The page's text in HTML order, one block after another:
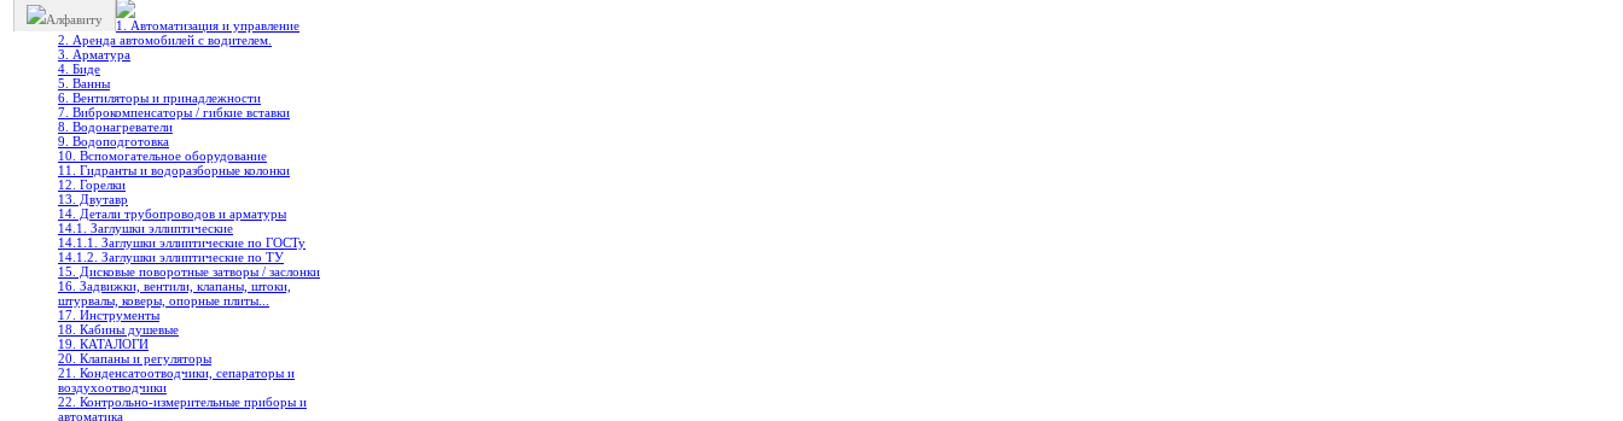
Алфавиту
1. Автоматизация и управление
2. Аренда автомобилей с водителем.
3. Арматура
4. Биде
5. Ванны
6. Вентиляторы и принадлежности
7. Виброкомпенсаторы / гибкие вставки
8. Водонагреватели
9. Водоподготовка
10. Вспомогательное оборудование
11. Гидранты и водоразборные колонки
12. Горелки
13. Двутавр
14. Детали трубопроводов и арматуры
14.1. Заглушки эллиптические
14.1.1. Заглушки эллиптические по ГОСТу
14.1.2. Заглушки эллиптические по ТУ
15. Дисковые поворотные затворы / заслонки
16. Задвижки, вентили, клапаны, штоки,
штурвалы, коверы, опорные плиты...
17. Инструменты
18. Кабины душевые
19. КАТАЛОГИ
20. Клапаны и регуляторы
21. Конденсатоотводчики, сепараторы и
воздухоотводчики
22. Контрольно-измерительные приборы и
автоматика